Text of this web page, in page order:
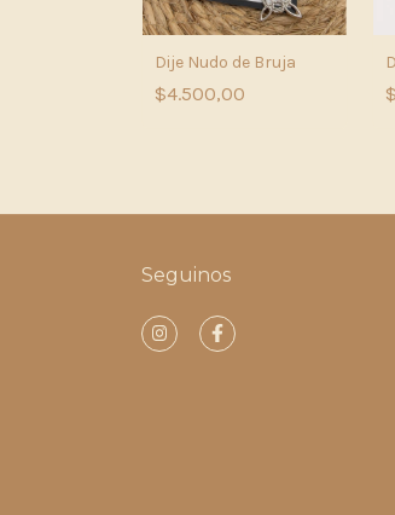
Dije Nudo de Bruja
$4.500,00
Seguinos